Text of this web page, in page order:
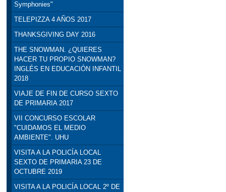
Symphonies"
TELEPIZZA 4 AÑOS 2017
THANKSGIVING DAY 2016
THE SNOWMAN. ¿QUIERES
HACER TU PROPIO SNOWMAN?
INGLÉS EN EDUCACIÓN INFANTIL
2018
VIAJE DE FIN DE CURSO SEXTO
DE PRIMARIA 2017
VII CONCURSO ESCOLAR
"CUIDAMOS EL MEDIO
AMBIENTE". UHU
VISITA A LA POLICÍA LOCAL
SEXTO DE PRIMARIA 23 DE
OCTUBRE 2019
VISITA A LA POLICÍA LOCAL 2º DE